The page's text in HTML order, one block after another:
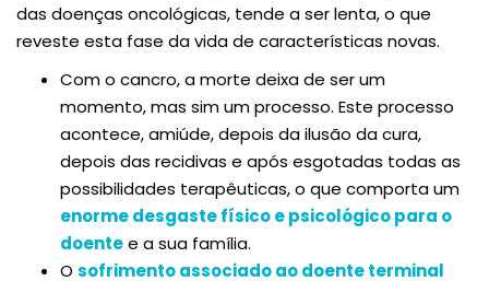
das doenças oncológicas, tende a ser lenta, o que
reveste esta fase da vida de características novas.
Com o cancro, a morte deixa de ser um
momento, mas sim um processo. Este processo
acontece, amiúde, depois da ilusão da cura,
depois das recidivas e após esgotadas todas as
possibilidades terapêuticas, o que comporta um
enorme desgaste físico e psicológico para o
doentee a sua família.
O sofrimento associado ao doente terminal